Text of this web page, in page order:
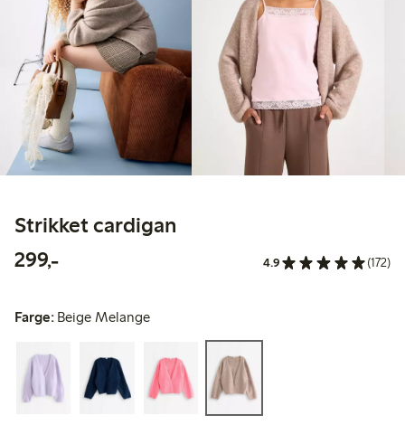
Strikket cardigan
299,-299,00 kr 4.9 (172)
Farge: Beige Melange